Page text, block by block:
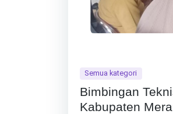
Semua kategori
Bimbingan
Kabupaten